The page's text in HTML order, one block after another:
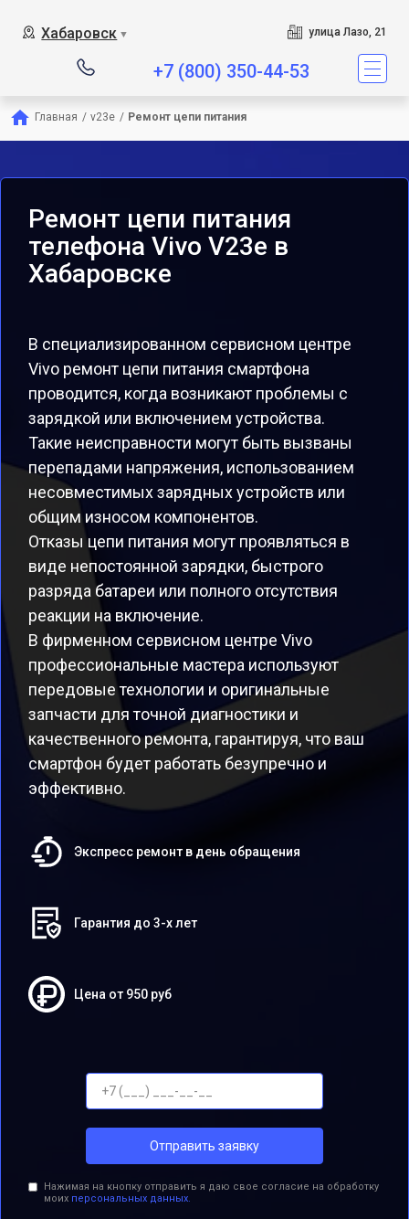
Хабаровск ▼ улица Лазо, 21
+7 (800) 350-44-53
Главная / v23e / Ремонт цепи питания
Ремонт цепи питания
телефона Vivo V23e в
Хабаровске
В специализированном сервисном центре
Vivo ремонт цепи питания смартфона
проводится, когда возникают проблемы с
зарядкой или включением устройства.
Такие неисправности могут быть вызваны
перепадами напряжения, использованием
несовместимых зарядных устройств или
общим износом компонентов.
Отказы цепи питания могут проявляться в
виде непостоянной зарядки, быстрого
разряда батареи или полного отсутствия
реакции на включение.
В фирменном сервисном центре Vivo
профессиональные мастера используют
передовые технологии и оригинальные
запчасти для точной диагностики и
качественного ремонта, гарантируя, что ваш
смартфон будет работать безупречно и
эффективно.
Экспресс ремонт в день обращения
Гарантия до 3-х лет
Цена от 950 руб
Отправить заявку
Нажимая на кнопку отправить я даю свое согласие на обработку
моих персональных данных.